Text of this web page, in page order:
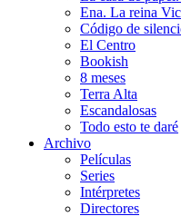
Ena. La reina
Código de
El Centro
Bookish
8 meses
Terra Alta
Escandalosas
Todo esto te daré
Archivo
Películas
Series
Intérpretes
Directores